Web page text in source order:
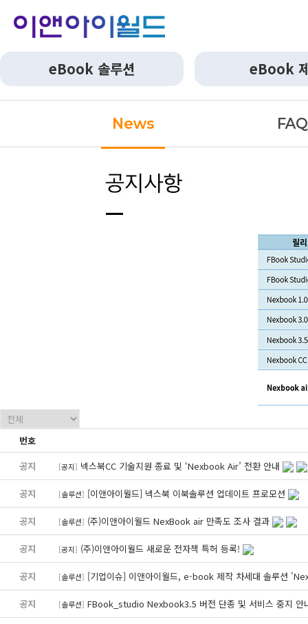
eBook 솔루션 eBook
News FAQ
번호
공지
[공지] 넥스북CC 기술지원 종료 및 ‘Nexbook Air’ 전환 안내
공지 [솔루션] [이앤아이월드] 넥스북 이북솔루션 업데이트 프로모션
공지 [솔루션] (주)이앤아이월드 NexBook air 만족도 조사 결과
공지 [공지] (주)이앤아이월드 새로운 전자책 특허 등록!
공지 [솔루션] [기업이슈] 이앤아이월드, e-book 제작 차세대 솔루션
공지 [솔루션] FBook_studio Nexbook3.5 버전 단종 및 서비스 중지 안